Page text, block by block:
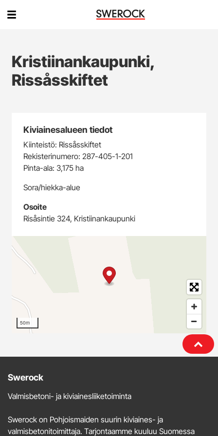
Kristiinankaupunki,
Rissåsskiftet
Kiviainesalueen tiedot
Kiinteistö: Rissåsskiftet
Rekisterinumero: 287-405-1-201
Pinta-ala: 3,175 ha
Sora/hiekka-alue
Osoite
Risåsintie 324, Kristiinankaupunki
50m
Lisätietoja
ja
Swerock
Valmisbetoni- ja kiviainesliiketoiminta
Swerock on Pohjoismaiden suurin kiviaines- ja
valmisbetonitoimittaja. Tarjontaamme kuuluu Suomessa